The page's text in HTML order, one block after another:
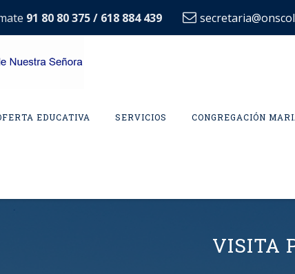
91 80 80 375 / 618 884 439
EDUCATIVA SERVICIOS CONGREGACIÓN
VISITA